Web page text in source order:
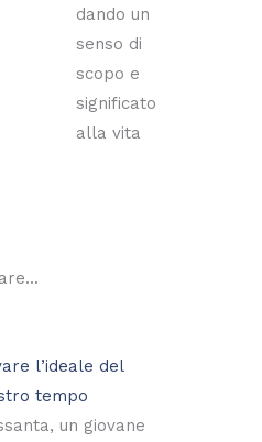
dando un
senso di
scopo e
significato
alla vita
l’ideale del
tempo
un giovane